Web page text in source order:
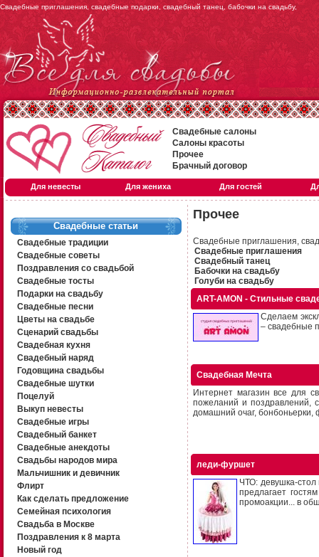
Свадебные приглашения, свадебные подарки, свадебный танец, бабочки на свадьбу,
Свадебные салоны
Салоны красоты
Прочее
Брачный договор
Для невесты Для жениха Для гостей
Свадебные статьи
Свадебные традиции
Свадебные советы
Поздравления со свадьбой
Свадебные тосты
Подарки на свадьбу
Свадебные песни
Цветы на свадьбе
Сценарий свадьбы
Свадебная кухня
Свадебный наряд
Годовщина свадьбы
Свадебные шутки
Поцелуй
Выкуп невесты
Свадебные игры
Свадебный банкет
Свадебные анекдоты
Свадьбы народов мира
Мальчишник и девичник
Флирт
Как сделать предложение
Семейная психология
Свадьба в Москве
Поздравления к 8 марта
Новый год
Прочее
Свадебные приглашения,
Свадебные приглашения
Свадебный танец
Бабочки на свадьбу
Голуби на свадьбу
ART-AMON - Стильные
Сделаем
– свадебные
Свадебная Мечта
Интернет магазин все для
пожеланий и поздравлений,
домашний очаг, бонбоньерки,
леди-фуршет
ЧТО: девушка-стол
предлагает
промоакции... в